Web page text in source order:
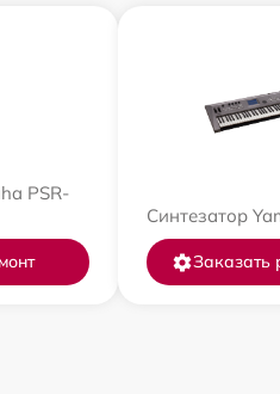
PSR-
Синтезатор
Заказать